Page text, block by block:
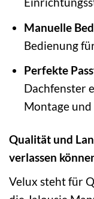
Manuelle
Bedienung
Perfekte
Dachfenster
Montage
Qualität und
verlassen
Velux steht für